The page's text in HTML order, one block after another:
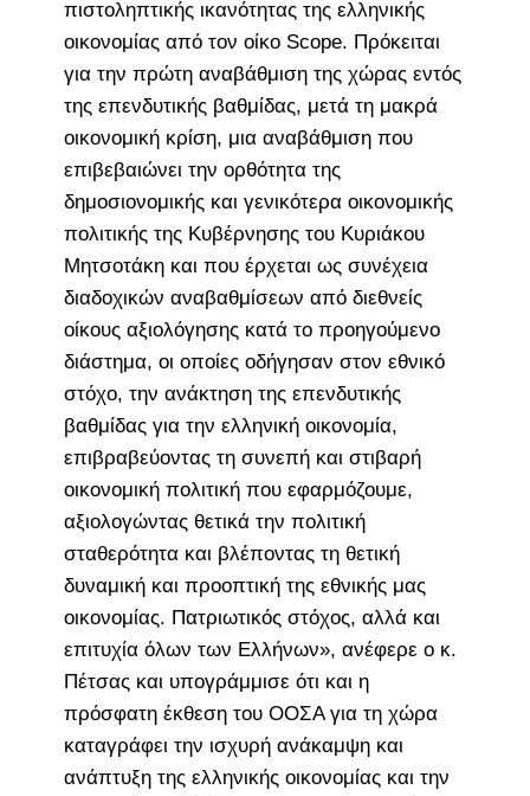
πιστοληπτικής ικανότητας της ελληνικής
οικονομίας από τον οίκο Scope. Πρόκειται
για την πρώτη αναβάθμιση της χώρας εντός
της επενδυτικής βαθμίδας, μετά τη μακρά
οικονομική κρίση, μια αναβάθμιση που
επιβεβαιώνει την ορθότητα της
δημοσιονομικής και γενικότερα οικονομικής
πολιτικής της Κυβέρνησης του Κυριάκου
Μητσοτάκη και που έρχεται ως συνέχεια
διαδοχικών αναβαθμίσεων από διεθνείς
οίκους αξιολόγησης κατά το προηγούμενο
διάστημα, οι οποίες οδήγησαν στον εθνικό
στόχο, την ανάκτηση της επενδυτικής
βαθμίδας για την ελληνική οικονομία,
επιβραβεύοντας τη συνεπή και στιβαρή
οικονομική πολιτική που εφαρμόζουμε,
αξιολογώντας θετικά την πολιτική
σταθερότητα και βλέποντας τη θετική
δυναμική και προοπτική της εθνικής μας
οικονομίας. Πατριωτικός στόχος, αλλά και
επιτυχία όλων των Ελλήνων», ανέφερε ο κ.
Πέτσας και υπογράμμισε ότι και η
πρόσφατη έκθεση του ΟΟΣΑ για τη χώρα
καταγράφει την ισχυρή ανάκαμψη και
ανάπτυξη της ελληνικής οικονομίας και την